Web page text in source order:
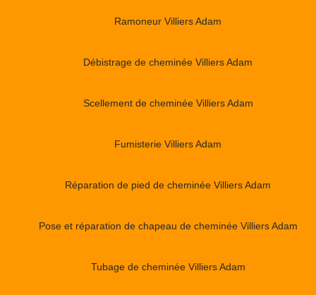
Ramoneur Villiers Adam
Débistrage de cheminée Villiers Adam
Scellement de cheminée Villiers Adam
Fumisterie Villiers Adam
Réparation de pied de cheminée Villiers Adam
Pose et réparation de chapeau de cheminée Villiers Adam
Tubage de cheminée Villiers Adam